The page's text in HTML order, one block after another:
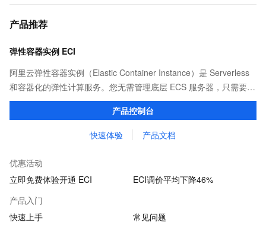
产品推荐
弹性容器实例 ECI
阿里云弹性容器实例（Elastic Container Instance）是 Serverless
和容器化的弹性计算服务。您无需管理底层 ECS 服务器，只需要提
供打包好的镜像，即可运行容器，并仅为容器实际运行消耗的资源
产品控制台
快速体验 产品文档
优惠活动
立即免费体验开通 ECI
ECI调价平均下降46%
产品入门
快速上手
常见问题